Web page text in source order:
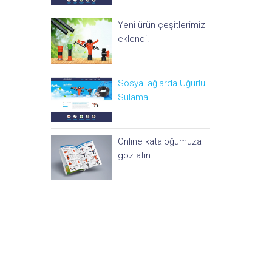
Yeni ürün çeşitlerimiz
eklendi.
Sosyal ağlarda Uğurlu
Sulama
Online kataloğumuza
göz atın.